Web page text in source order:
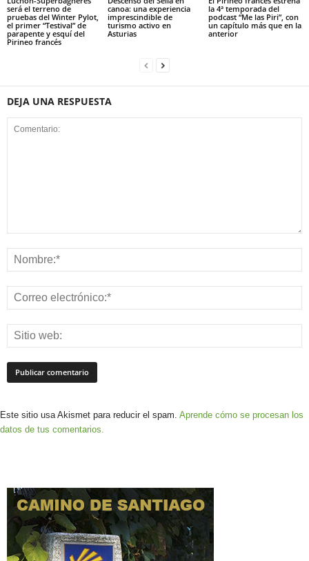
será el terreno de
pruebas del Winter Pylot,
el primer “Testival” de
parapente y esquí del
Pirineo francés
canoa: una experiencia
imprescindible de
turismo activo en
Asturias
la 4ª temporada del
podcast “Me las Piri”, con
un capítulo más que en la
anterior
DEJA UNA RESPUESTA
Este sitio usa Akismet para reducir el spam. Aprende cómo se procesan los
datos de tus comentarios.